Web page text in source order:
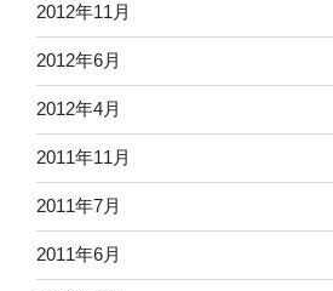
2012年11月
2012年6月
2012年4月
2011年11月
2011年7月
2011年6月